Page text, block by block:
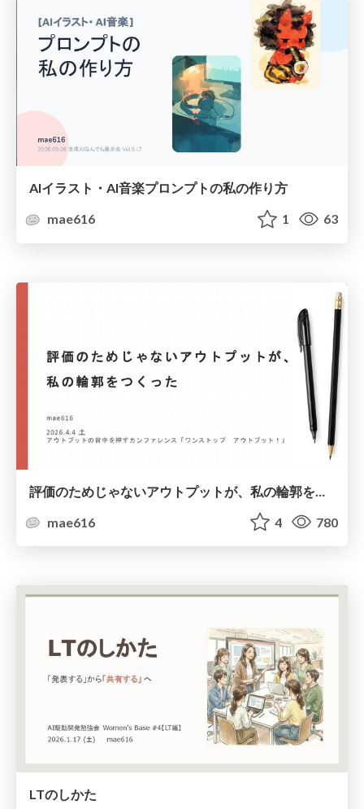
AIイラスト・AI音楽プロンプトの私の作り方
mae616
1 63
mae616
4 780
LTのしかた